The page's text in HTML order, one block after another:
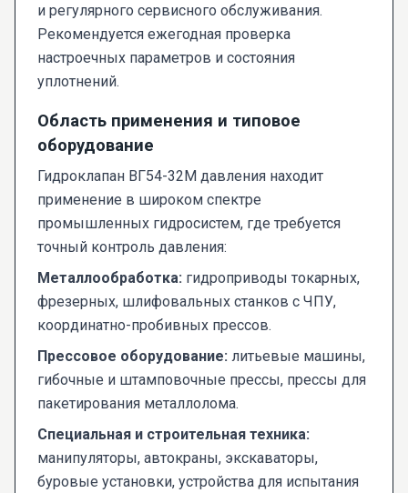
и регулярного сервисного обслуживания.
Рекомендуется ежегодная проверка
настроечных параметров и состояния
уплотнений.
Область применения и типовое
оборудование
Гидроклапан ВГ54-32М давления находит
применение в широком спектре
промышленных гидросистем, где требуется
точный контроль давления:
Металлообработка: гидроприводы токарных,
фрезерных, шлифовальных станков с ЧПУ,
координатно-пробивных прессов.
Прессовое оборудование: литьевые машины,
гибочные и штамповочные прессы, прессы для
пакетирования металлолома.
Специальная и строительная техника:
манипуляторы, автокраны, экскаваторы,
буровые установки, устройства для испытания